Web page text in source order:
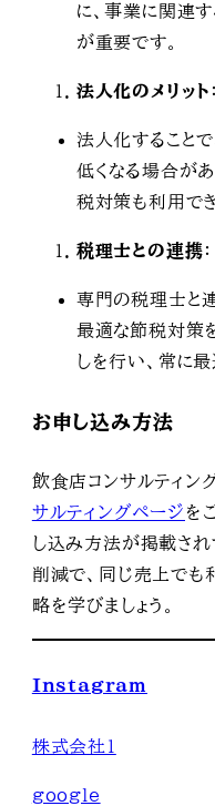
に、事業に関連
が重要です。
法人化のメリット ：
法人化すること
低くなる場合が
税対策も利用でき
税理士との連携：
専門の税理士と
最適な節税対策
しを行い、常に
お申し込み方法
飲食店コンサルティン
サルティングページ を
し込み方法が掲載され
削減で、同じ売上で
略を学びましょう。
Instagram
株式会社1
google